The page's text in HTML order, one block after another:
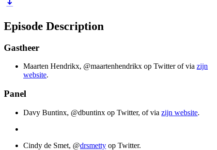
Episode Description
Gastheer
Maarten Hendrikx, @maartenhendrikx op Twitter of via zijn
website.
Panel
Davy Buntinx, @dbuntinx op Twitter, of via zijn website.
Cindy de Smet, @drsmetty op Twitter.